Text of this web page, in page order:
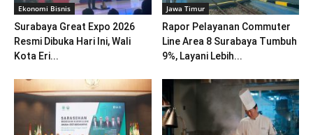
Ekonomi Bisnis
Surabaya Great Expo 2026
Resmi Dibuka Hari Ini, Wali
Kota Eri...
Jawa Timur
Rapor Pelayanan Commuter
Line Area 8 Surabaya Tumbuh
9%, Layani Lebih...